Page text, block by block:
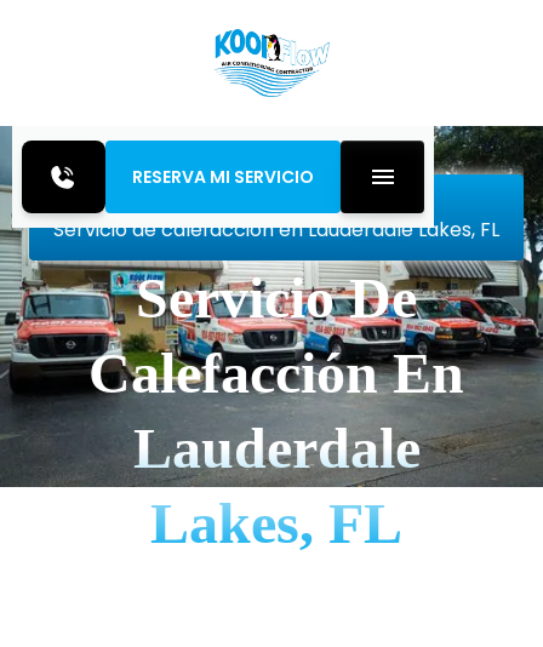
RESERVA MI SERVICIO
Servicio de calefacción en Lauderdale Lakes, FL
Servicio De
Calefacción En
Lauderdale
Lakes, FL